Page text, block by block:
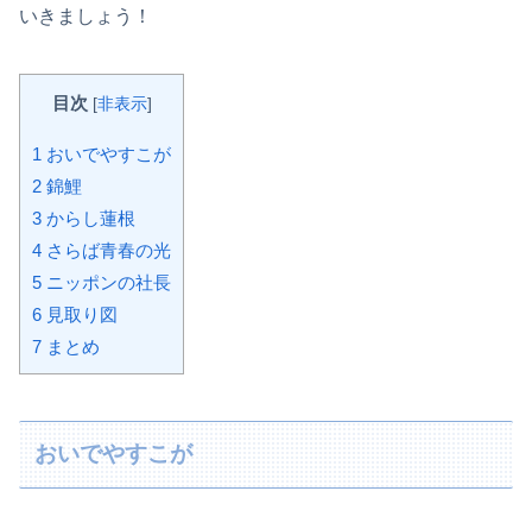
いきましょう！
目次 [非表示]
1 おいでやすこが
2 錦鯉
3 からし蓮根
4 さらば青春の光
5 ニッポンの社長
6 見取り図
7 まとめ
おいでやすこが